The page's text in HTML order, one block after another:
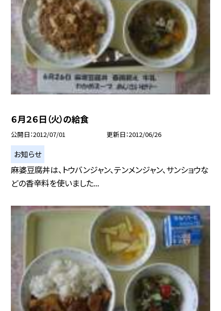
６月２６日（火）の給食
公開日 2012/07/01 更新日 2012/06/26
お知らせ
麻婆豆腐丼は、トウバンジャン、テンメンジャン、サンショウな
どの香辛料を使いました...